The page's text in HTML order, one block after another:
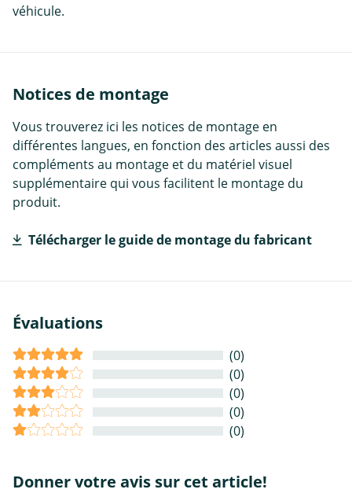
véhicule.
Notices de montage
Vous trouverez ici les notices de montage en
différentes langues, en fonction des articles aussi des
compléments au montage et du matériel visuel
supplémentaire qui vous facilitent le montage du
produit.
Télécharger le guide de montage du fabricant
Évaluations
(0)
(0)
(0)
(0)
(0)
Donner votre avis sur cet article!